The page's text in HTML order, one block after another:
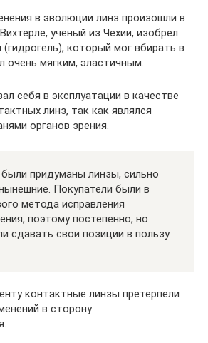
в эволюции линз произошли в
ученый из Чехии, изобрел
который мог вбирать в
очень мягким, эластичным.
себя в эксплуатации в качестве
линз, так как являлся
органов зрения.
придуманы линзы, сильно
Покупатели были в
метода исправления
поэтому постепенно, но
сдавать свои позиции в пользу
контактные линзы претерпели
в сторону